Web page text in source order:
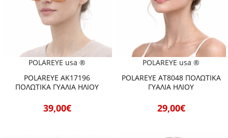
POLAREYE usa ®
POLAREYE AK17196
ΠΟΛΩΤΙΚΑ ΓΥΑΛΙΑ ΗΛΙΟΥ
39,00€
POLAREYE usa ®
POLAREYE AT8048 ΠΟΛΩΤΙΚΑ
ΓΥΑΛΙΑ ΗΛΙΟΥ
29,00€